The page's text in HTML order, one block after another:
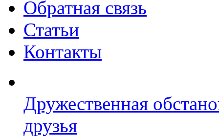
Обратная связь
Статьи
Контакты
Дружественная
друзья